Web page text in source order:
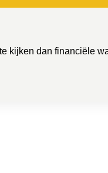
kijken dan financiële